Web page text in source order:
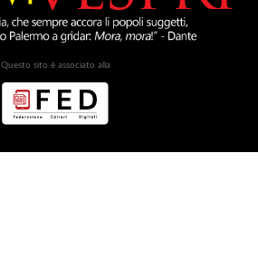
Questo sito è associato alla